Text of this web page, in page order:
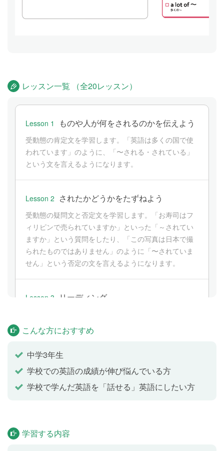
レッスン一覧 （全20レッスン）
Lesson 1 ものや人が何をされるのかを伝えよう
受動態の肯定文を学習します。「英語は多くの国で使
われています」のように、「〜される・されている」
という文を言えるようになります。
Lesson 2 されたかどうかをたずねよう
受動態の疑問文と否定文を学習します。「お寿司はフ
ィリピンで売られていますか」といった「～されてい
ますか」という質問をしたり、「この写真は日本で撮
られたものではありません」のように「〜されていま
せん」という否定の文を言えるようになります。
Lesson 3 リーディング
with her Japanese friend, Mikiko when she went to
Kyoto.
Lesson 4 受け身
受け身は「〜される」「〜された」という意味を表す
こんな方におすすめ
中学3年生
学校での英語の成績が伸び悩んでいる方
学校で学んだ英語を「話せる」英語にしたい方
学習する内容